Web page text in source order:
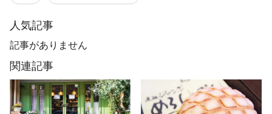
人気記事
記事がありません
関連記事